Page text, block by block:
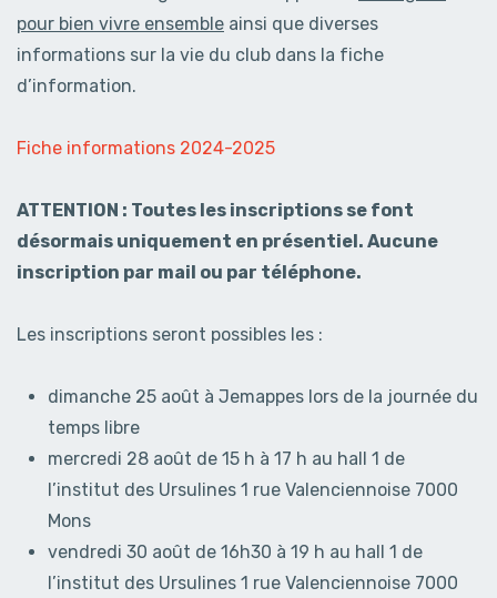
pour bien vivre ensemble ainsi que diverses
informations sur la vie du club dans la fiche
d’information.
Fiche informations 2024-2025
ATTENTION : Toutes les inscriptions se font
désormais uniquement en présentiel. Aucune
inscription par mail ou par téléphone.
Les inscriptions seront possibles les :
dimanche 25 août à Jemappes lors de la journée du
temps libre
mercredi 28 août de 15 h à 17 h au hall 1 de
l’institut des Ursulines 1 rue Valenciennoise 7000
Mons
vendredi 30 août de 16h30 à 19 h au hall 1 de
l’institut des Ursulines 1 rue Valenciennoise 7000